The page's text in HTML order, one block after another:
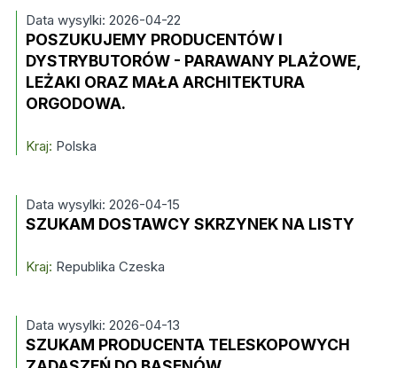
Data wysylki: 2026-04-22
POSZUKUJEMY PRODUCENTÓW I
DYSTRYBUTORÓW - PARAWANY PLAŻOWE,
LEŻAKI ORAZ MAŁA ARCHITEKTURA
ORGODOWA.
Kraj: Polska
Data wysylki: 2026-04-15
SZUKAM DOSTAWCY SKRZYNEK NA LISTY
Kraj: Republika Czeska
Data wysylki: 2026-04-13
SZUKAM PRODUCENTA TELESKOPOWYCH